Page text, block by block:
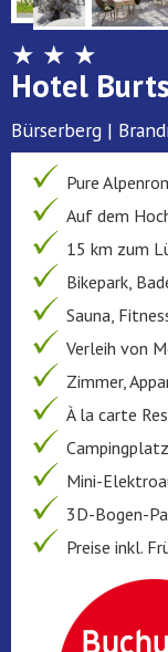
★ ★ ★
Hotel
Bürserberg |
Pure
Auf dem
15 km zum
Bikepark,
Sauna,
Verleih von
Zimmer,
À la carte
Mini-
3D-Bogen-
Preise inkl.